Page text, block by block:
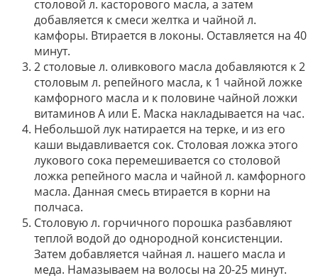
столовой л. касторового масла, а затем
добавляется к смеси желтка и чайной л.
камфоры. Втирается в локоны. Оставляется на 40
минут.
2 столовые л. оливкового масла добавляются к 2
столовым л. репейного масла, к 1 чайной ложке
камфорного масла и к половине чайной ложки
витаминов А или Е. Маска накладывается на час.
Небольшой лук натирается на терке, и из его
каши выдавливается сок. Столовая ложка этого
лукового сока перемешивается со столовой
ложка репейного масла и чайной л. камфорного
масла. Данная смесь втирается в корни на
полчаса.
Столовую л. горчичного порошка разбавляют
теплой водой до однородной консистенции.
Затем добавляется чайная л. нашего масла и
меда. Намазываем на волосы на 20-25 минут.